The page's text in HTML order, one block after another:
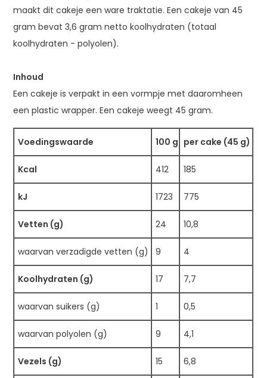
maakt dit cakeje een ware traktatie. Een cakeje van 45
gram bevat 3,6 gram netto koolhydraten (totaal
koolhydraten - polyolen).
Inhoud
Een cakeje is verpakt in een vormpje met daaromheen
een plastic wrapper. Een cakeje weegt 45 gram.
Voedingswaarde 100 g per cake (45 g)
Kcal 412 185
kJ 1723 775
Vetten (g) 24 10,8
waarvan verzadigde vetten (g) 9 4
Koolhydraten (g) 17 7,7
waarvan suikers (g) 1 0,5
waarvan polyolen (g) 9 4,1
Vezels (g) 15 6,8